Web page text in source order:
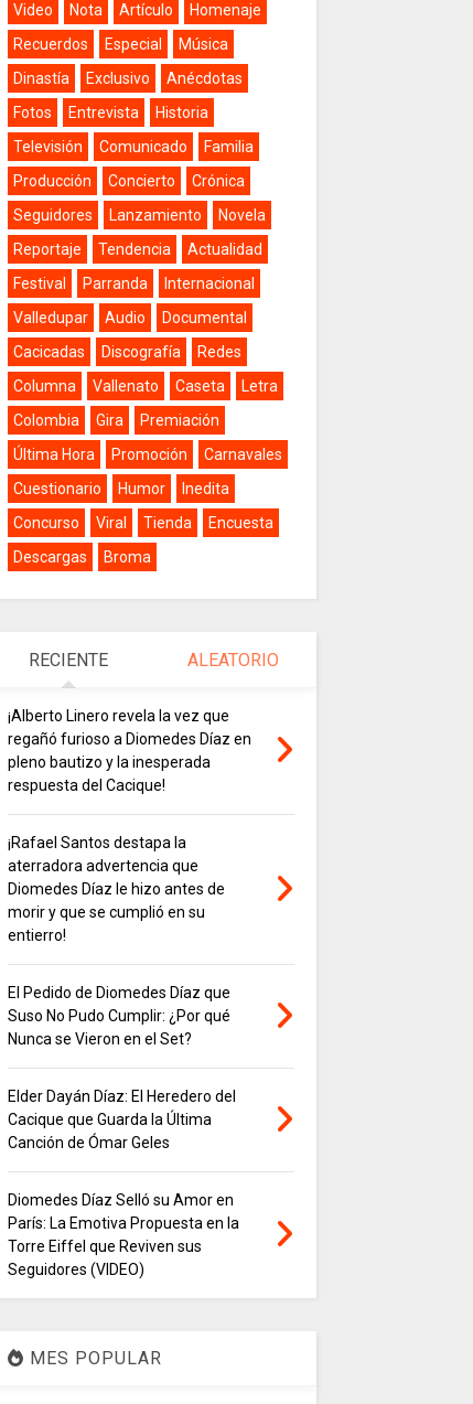
Video Nota Artículo
Homenaje
Recuerdos
Especial
Música
Dinastía
Exclusivo
Anécdotas
Fotos
Entrevista
Historia
Televisión
Comunicado
Familia
Producción
Concierto
Crónica
Seguidores
Lanzamiento
Novela
Reportaje
Tendencia
Actualidad
Festival
Parranda
Internacional
Valledupar
Audio
Documental
Cacicadas
Discografía
Redes
Columna
Vallenato Caseta
Letra
Colombia
Gira
Premiación
Última Hora
Promoción
Carnavales
Cuestionario
Humor
Inedita
Concurso
Viral Tienda
Encuesta
Descargas
Broma
RECIENTE ALEATORIO
¡Alberto Linero revela la vez que
regañó furioso a Diomedes Díaz en
pleno bautizo y la inesperada
respuesta del Cacique!
¡Rafael Santos destapa la
aterradora advertencia que
Diomedes Díaz le hizo antes de
morir y que se cumplió en su
entierro!
El Pedido de Diomedes Díaz que
Suso No Pudo Cumplir: ¿Por qué
Nunca se Vieron en el Set?
Elder Dayán Díaz: El Heredero del
Cacique que Guarda la Última
Canción de Ómar Geles
Diomedes Díaz Selló su Amor en
París: La Emotiva Propuesta en la
Torre Eiffel que Reviven sus
Seguidores (VIDEO)
MES POPULAR